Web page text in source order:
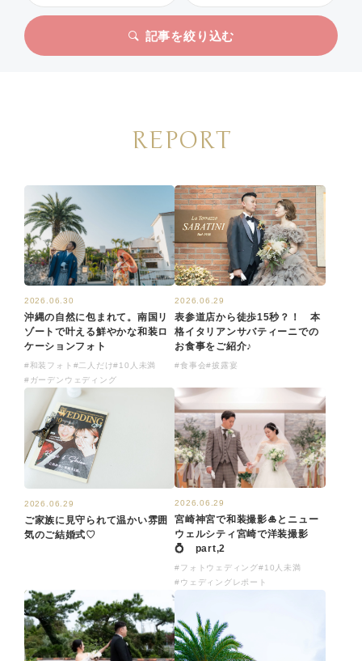
記事を絞り込む
REPORT
2026.06.30
沖縄の自然に包まれて。南国リ
ゾートで叶える鮮やかな和装ロ
ケーションフォト
#和装フォト #二人だけ#10人未満
#ガーデンウェディング
2026.06.29
表参道店から徒歩15秒？！ 本
格イタリアンサバティーニでの
お食事をご紹介♪
#食事会#披露宴
2026.06.29
ご家族に見守られて温かい雰囲
気のご結婚式♡
2026.06.29
宮崎神宮で和装撮影🎍とニュー
ウェルシティ宮崎で洋装撮影
💍 part,2
#フォトウェディング#10人未満
#ウェディングレポート